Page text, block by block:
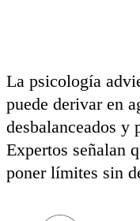
La psicología
puede derivar en
desbalanceados y
Expertos señalan
poner límites sin